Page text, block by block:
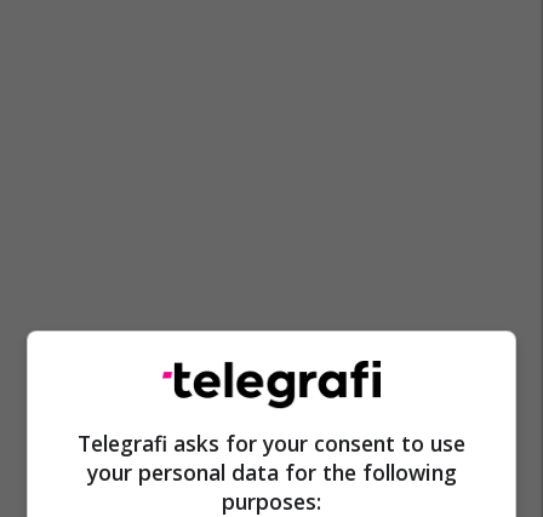
Telegrafi asks for your consent to use
your personal data for the following
purposes: